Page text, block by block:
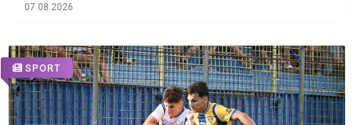
07.08.2026
SPORT